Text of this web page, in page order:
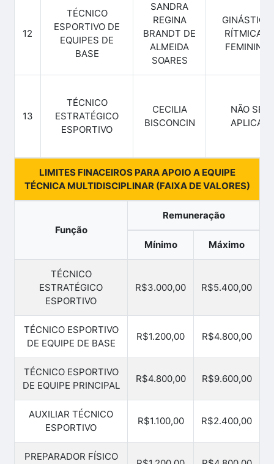
12
TÉCNICO
ESPORTIVO DE
EQUIPES DE
BASE
SANDRA
REGINA
BRANDT DE
ALMEIDA
SOARES
GINÁSTICA
RÍTMICA -
FEMININO
13
TÉCNICO
ESTRATÉGICO
ESPORTIVO
CECILIA
BISCONCIN
NÃO SE
APLICA
LIMITES FINACEIROS PARA APOIO A EQUIPE
TÉCNICA MULTIDISCIPLINAR (FAIXA DE VALORES)
Função
Remuneração
Mínimo Máximo
TÉCNICO
ESTRATÉGICO
ESPORTIVO
R$3.000,00 R$5.400,00
TÉCNICO ESPORTIVO
DE EQUIPE DE BASE
R$1.200,00 R$4.800,00
TÉCNICO ESPORTIVO
DE EQUIPE PRINCIPAL
R$4.800,00 R$9.600,00
AUXILIAR TÉCNICO
ESPORTIVO
R$1.100,00 R$2.400,00
PREPARADOR FÍSICO